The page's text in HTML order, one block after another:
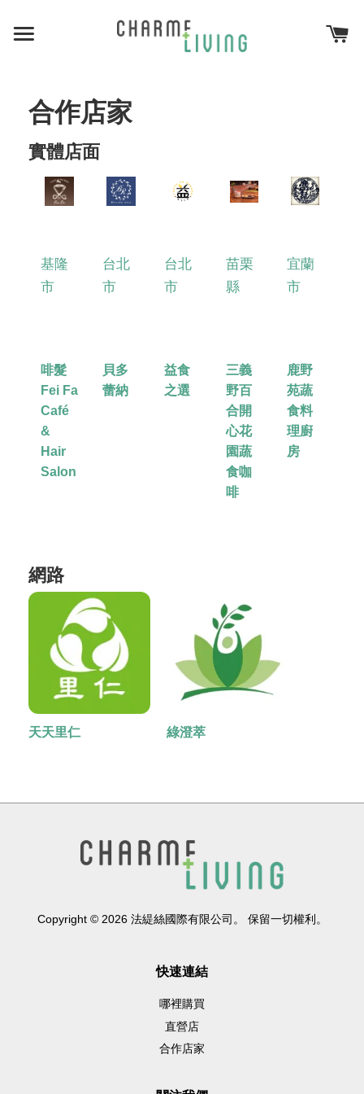
合作店家
實體店面
基隆
市
啡髮
Fei Fa
Café
&
Hair
Salon
台北
市
貝多
蕾納
台北
市
益食
之選
苗栗
縣
三義
野百
合開
心花
園蔬
食咖
啡
宜蘭
市
鹿野
苑蔬
食料
理廚
房
網路
天天里仁 綠澄萃
Copyright © 2026 法緹絲國際有限公司。 保留一切權利。
快速連結
哪裡購買
直營店
合作店家